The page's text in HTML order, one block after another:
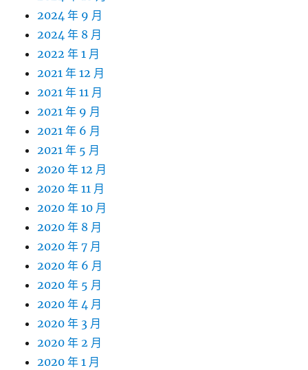
2024 年 9 月
2024 年 8 月
2022 年 1 月
2021 年 12 月
2021 年 11 月
2021 年 9 月
2021 年 6 月
2021 年 5 月
2020 年 12 月
2020 年 11 月
2020 年 10 月
2020 年 8 月
2020 年 7 月
2020 年 6 月
2020 年 5 月
2020 年 4 月
2020 年 3 月
2020 年 2 月
2020 年 1 月